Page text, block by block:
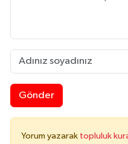
Gönder
Yorum yazarak topluluk